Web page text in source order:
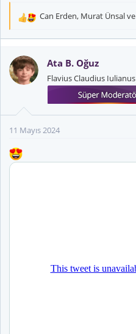
T
k
i
l
Can Erden, Murat Ünsalve
Ata B. Oğuz
Flavius Claudius Iulianus
11 Mayıs 2024